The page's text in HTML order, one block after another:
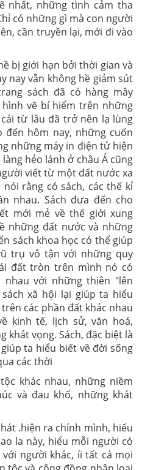
nhất, những tình cảm tha
có những gì mà con người
cần truyền lại, mới đi vào
bị giới hạn bởi thời gian và
nay vẫn không hề giảm sút
sách đã có hàng mây
vẽ bí hiểm trên những
từ lâu đã trở nên lạ lùng
đến hôm nay, những cuốn
những máy in điện tử hiện
hẻo lánh ở châu Á cũng
viết từ một đất nước xa
rằng có sách, các thế kỉ
nhau. Sách đưa đến cho
mới mẻ về thế giới xung
những đất nước và những
sách khoa học có thể giúp
trụ vô tận với những quy
đất tròn trên mình nó có
với những thiên "lên
xã hội lại giúp ta hiểu
các phần đất khác nhau
kinh tế, lịch sử, văn hoá,
vọng. Sách, đặc biệt là
ta hiểu biết về đời sống
các thời
khác nhau, những niềm
và đau khổ, những khát
.hiện ra chính mình, hiểu
la này, hiểu mỗi người có
người khác, íi tất cả mọi